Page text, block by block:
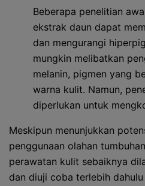
Beberapa penelitian
ekstrak daun dapat
dan mengurangi
mungkin melibatkan
melanin, pigmen yang
warna kulit. Namun,
diperlukan untuk
Meskipun menunjukkan
penggunaan olahan
perawatan kulit sebaiknya
dan diuji coba terlebih